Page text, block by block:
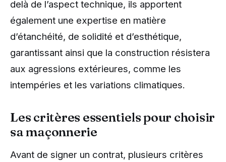
delà de l’aspect technique, ils apportent
également une expertise en matière
d’étanchéité, de solidité et d’esthétique,
garantissant ainsi que la construction résistera
aux agressions extérieures, comme les
intempéries et les variations climatiques.
Les critères essentiels pour choisir
sa maçonnerie
Avant de signer un contrat, plusieurs critères